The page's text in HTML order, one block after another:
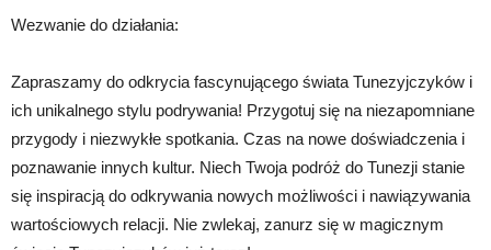
Wezwanie do działania:
Zapraszamy do odkrycia fascynującego świata Tunezyjczyków i
ich unikalnego stylu podrywania! Przygotuj się na niezapomniane
przygody i niezwykłe spotkania. Czas na nowe doświadczenia i
poznawanie innych kultur. Niech Twoja podróż do Tunezji stanie
się inspiracją do odkrywania nowych możliwości i nawiązywania
wartościowych relacji. Nie zwlekaj, zanurz się w magicznym